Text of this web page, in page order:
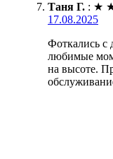
Таня Г. : ★
17.08.2025
Фоткались с
любимые
на высоте.